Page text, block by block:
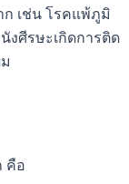
ก เช่น โรคแพ้ภูมิ
งศีรษะเกิดการติด
คือ